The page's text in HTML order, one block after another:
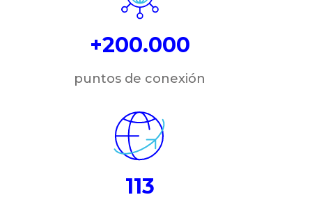
+200.000
puntos de conexión
113